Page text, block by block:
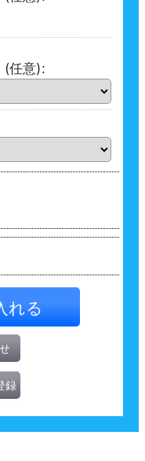
(任意):
れる
録